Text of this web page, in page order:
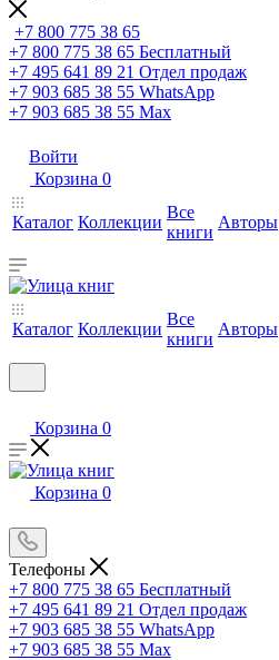
+7 800 775 38 65
+7 800 775 38 65 Бесплатный
+7 495 641 89 21 Отдел продаж
+7 903 685 38 55 WhatsApp
+7 903 685 38 55 Max
Войти
Корзина 0
Каталог Коллекции
Все
книги
Авторы
Каталог Коллекции
Все
книги
Авторы
Корзина 0
Корзина 0
Телефоны
+7 800 775 38 65 Бесплатный
+7 495 641 89 21 Отдел продаж
+7 903 685 38 55 WhatsApp
+7 903 685 38 55 Max